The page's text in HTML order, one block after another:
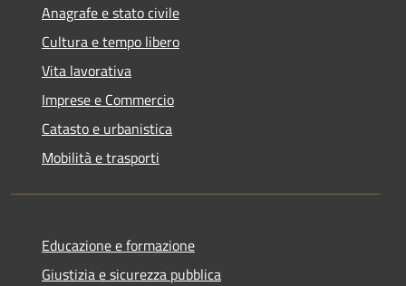
Anagrafe e stato civile
Cultura e tempo libero
Vita lavorativa
Imprese e Commercio
Catasto e urbanistica
Mobilità e trasporti
Educazione e formazione
Giustizia e sicurezza pubblica